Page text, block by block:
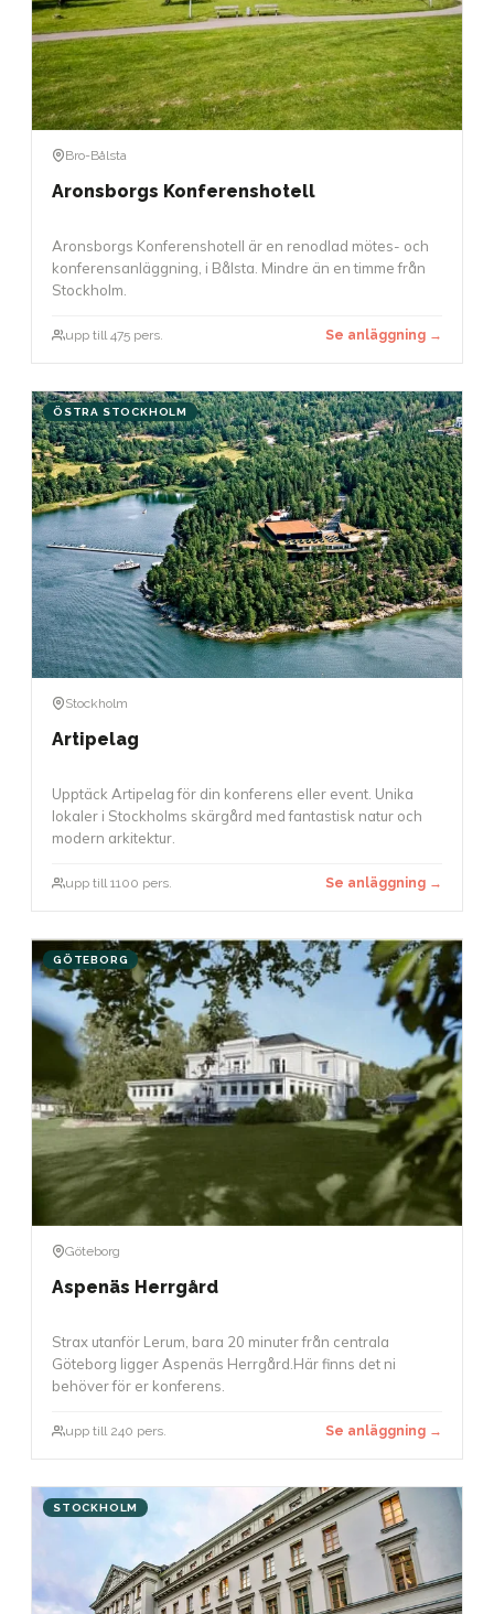
Bro-Bålsta
Aronsborgs Konferenshotell
Aronsborgs Konferenshotell är en renodlad mötes- och
konferensanläggning, i Bålsta. Mindre än en timme från
Stockholm.
upp till 475 pers. Se anläggning →
ÖSTRA STOCKHOLM
Stockholm
Artipelag
Upptäck Artipelag för din konferens eller event. Unika
lokaler i Stockholms skärgård med fantastisk natur och
modern arkitektur.
upp till 1100 pers. Se anläggning →
GÖTEBORG
Göteborg
Aspenäs Herrgård
Strax utanför Lerum, bara 20 minuter från centrala
Göteborg ligger Aspenäs Herrgård.Här finns det ni
behöver för er konferens.
upp till 240 pers. Se anläggning →
STOCKHOLM